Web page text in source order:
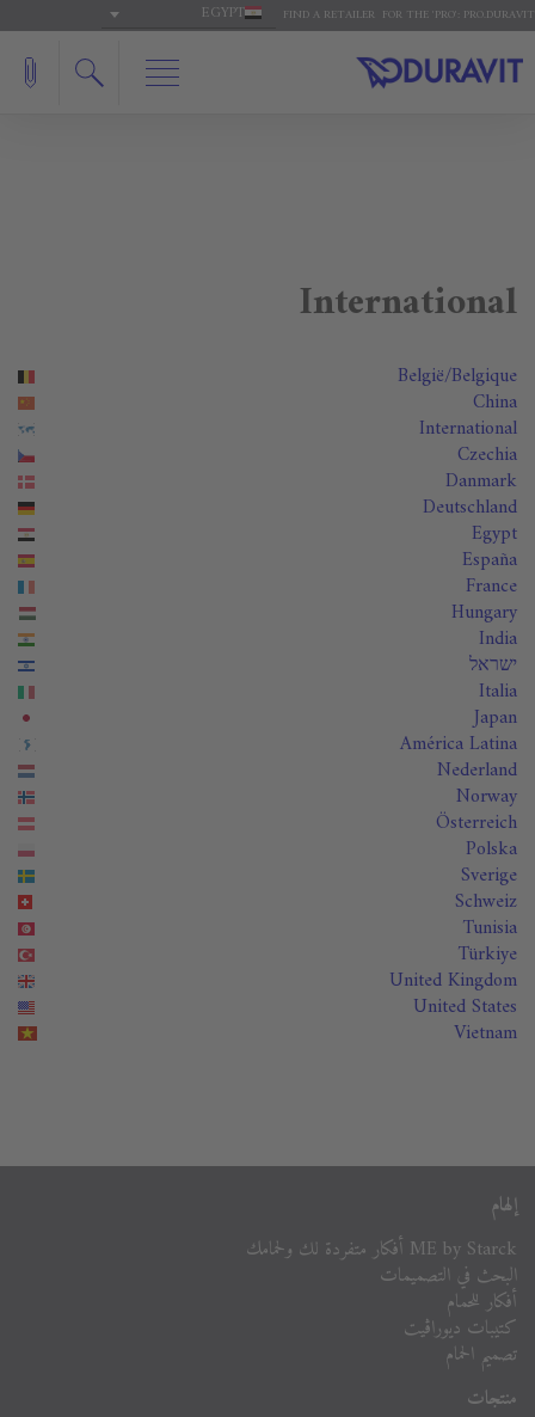
FOR THE 'PRO': PRO.DURAVIT
FIND A RETAILER
EGYPT
International
België/Belgique
China
International
Czechia
Danmark
Deutschland
Egypt
España
France
Hungary
India
ישראל
Italia
Japan
América Latina
Nederland
Norway
Österreich
Polska
Sverige
Schweiz
Tunisia
Türkiye
United Kingdom
United States
Vietnam
إلهام
ME by Starck أفكار متفردة لك ولحمامك
البحث في التصميمات
أفكار للحمام
كتيبات ديوراڨيت
تصميم الحمام
منتجات